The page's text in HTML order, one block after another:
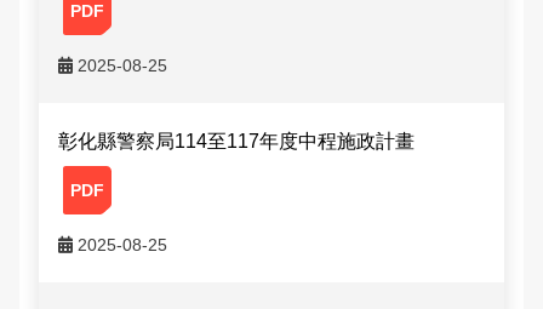
民防相關法令及表格
公職人員利益衝突迴避法身分關係公開專區
政策及業務宣導資訊查詢專區
補助公告專區
治安工作會報
內部控制聲明書
2025-08-25
彰化縣警察局114至117年度中程施政計畫
2025-08-25